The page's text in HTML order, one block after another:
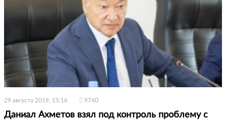
29 августа 2019, 15:16 9740
Даниал Ахметов взял под контроль проблему с